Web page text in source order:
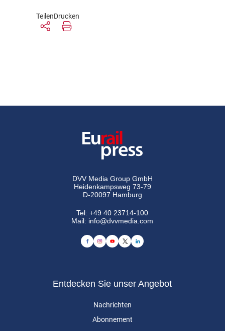
TeilenDrucken
DVV Media Group GmbH
Heidenkampsweg 73-79
D-20097 Hamburg
Tel:+49 40 23714-100
Mail: info@dvvmedia.com
Entdecken Sie unser Angebot
Nachrichten
Abonnement